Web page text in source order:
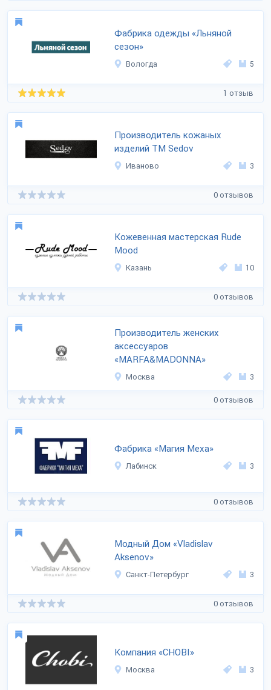
Фабрика одежды «Льняной
сезон»
Вологда 5
1 отзыв
Производитель кожаных
изделий ТМ Sedov
Иваново 3
0 отзывов
Кожевенная мастерская Rude
Mood
Казань 10
0 отзывов
Производитель женских
аксессуаров
«MARFA&MADONNA»
Москва 3
0 отзывов
Фабрика «Магия Меха»
Лабинск 3
0 отзывов
Модный Дом «Vladislav
Aksenov»
Санкт-Петербург 3
0 отзывов
Компания «CHOBI»
Москва 3